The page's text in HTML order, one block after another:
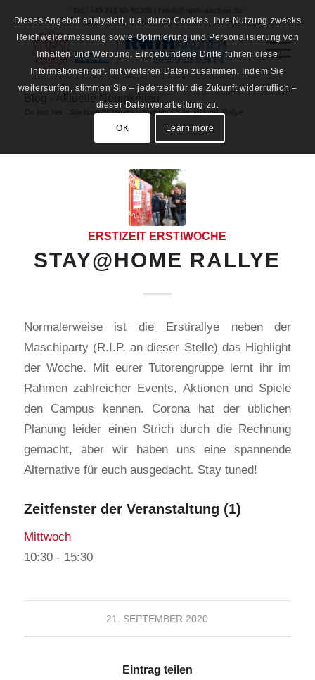
Startseite / Veranstaltungen / Stay@Home Rallye
ERSTIZEIT ERSTIWOCHE
STAY@HOME RALLYE
Normalerweise ist die Erstirallye neben der
Maschiparty (R.I.P. an dieser Stelle) das Highlight
der Woche. Mit eurer Tutorengruppe lernt ihr im
Rahmen zahlreicher Events, Aktionen und Spiele
den Campus kennen. Corona hat der üblichen
Planung leider einen Strich durch die Rechnung
gemacht, aber wir haben uns eine spannende
Alternative für euch ausgedacht. Stay tuned!
Zeitfenster der Veranstaltung (1)
Mittwoch
10:30- 15:30
21. SEPTEMBER 2020
Eintrag teilen
Dieses Angebot analysiert, u.a. durch Cookies, Ihre Nutzung zwecks
Reichweitenmessung sowie Optimierung und Personalisierung von
Inhalten und Werbung. Eingebundene Dritte führen diese
Informationen ggf. mit weiteren Daten zusammen. Indem Sie
weitersurfen, stimmen Sie – jederzeit für die Zukunft widerruflich –
dieser Datenverarbeitung zu.
OK Learn more